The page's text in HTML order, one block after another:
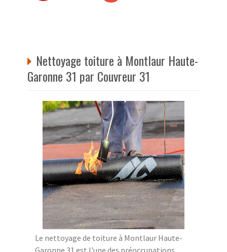
Nettoyage toiture à Montlaur Haute-
Garonne 31 par Couvreur 31
Le nettoyage de toiture à Montlaur Haute-
Garonne 31 est l'une des préoccupations